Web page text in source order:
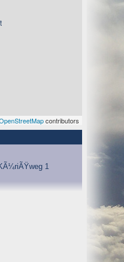
contributors
1